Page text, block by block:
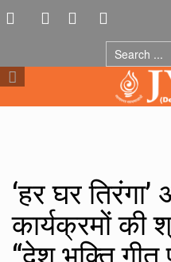
‘हर घर तिरंगा’
कार्यक्रमों की